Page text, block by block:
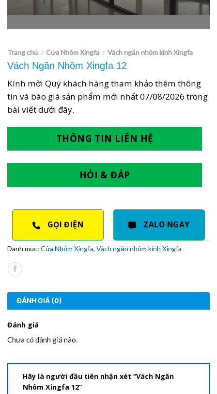
Trang chủ / Cửa Nhôm Xingfa / Vách ngăn nhôm kính Xingfa
Vách Ngăn Nhôm Xingfa 12
Kính mời Quý khách hàng tham khảo thêm thông
tin và báo giá sản phẩm mới nhất07/08/2026 trong
bài viết dưới đây.
THÔNG TIN LIÊN HỆ
HỎI & ĐÁP
GỌI ĐIỆN ZALO NGAY
Danh mục: Cửa Nhôm Xingfa, Vách ngăn nhôm kính Xingfa
ĐÁNH GIÁ (0)
Đánh giá
Chưa có đánh giá nào.
Hãy là người đầu tiên nhận xét “Vách Ngăn
Nhôm Xingfa 12”